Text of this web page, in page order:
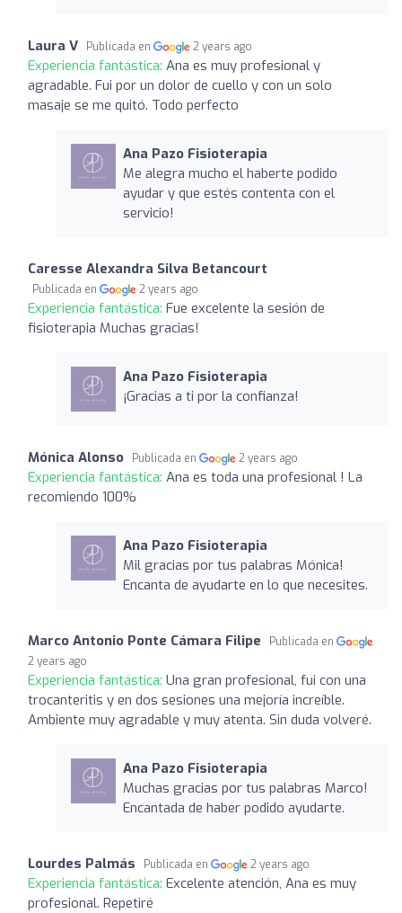
Laura V Publicada en 2 years ago
Experiencia fantástica: Ana es muy profesional y
agradable. Fui por un dolor de cuello y con un solo
masaje se me quitó. Todo perfecto
Ana Pazo Fisioterapia
Me alegra mucho el haberte podido
ayudar y que estés contenta con el
servicio!
Caresse Alexandra Silva Betancourt
Publicada en 2 years ago
Experiencia fantástica: Fue excelente la sesión de
fisioterapia Muchas gracias!
Ana Pazo Fisioterapia
¡Gracias a ti por la confianza!
Mónica Alonso Publicada en 2 years ago
Experiencia fantástica: Ana es toda una profesional ! La
recomiendo 100%
Ana Pazo Fisioterapia
Mil gracias por tus palabras Mónica!
Encanta de ayudarte en lo que necesites.
Marco Antonio Ponte Cámara Filipe
Publicada en
2 years ago
Experiencia fantástica: Una gran profesional, fui con una
trocanteritis y en dos sesiones una mejoría increíble.
Ambiente muy agradable y muy atenta. Sin duda volveré.
Ana Pazo Fisioterapia
Muchas gracias por tus palabras Marco!
Encantada de haber podido ayudarte.
Lourdes Palmás Publicada en 2 years ago
Experiencia fantástica: Excelente atención, Ana es muy
profesional. Repetiré